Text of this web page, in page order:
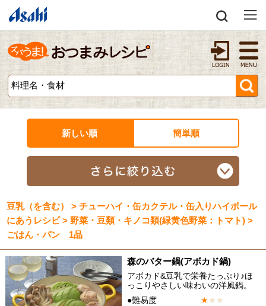
新しい順 簡単順
豆乳（を含む） > チューハイ・缶カクテル・缶入りハイボール
にあうレシピ > 野菜・豆類・キノコ類(緑黄色野菜：トマト) >
ごはん・パン 1品
森のバター鍋(アボカド鍋)
アボカド&豆乳で栄養たっぷり♪ほ
っこりやさしい味わいの洋風鍋。
●難易度
★★ ★